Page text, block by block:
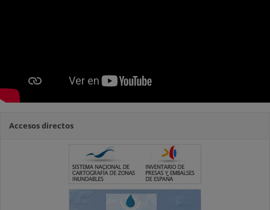
Accesos directos